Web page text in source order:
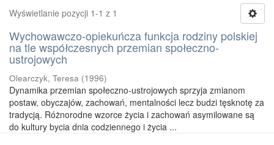
Wyświetlanie pozycji 1-1 z 1
Wychowawczo-opiekuńcza funkcja rodziny polskiej
na tle współczesnych przemian społeczno-
ustrojowych
Olearczyk, Teresa (1996)
Dynamika przemian społeczno-ustrojowych sprzyja zmianom
postaw, obyczajów, zachowań, mentalności lecz budzi tęsknotę za
tradycją. Różnorodne wzorce życia i zachowań asymilowane są
do kultury bycia dnia codziennego i życia ...